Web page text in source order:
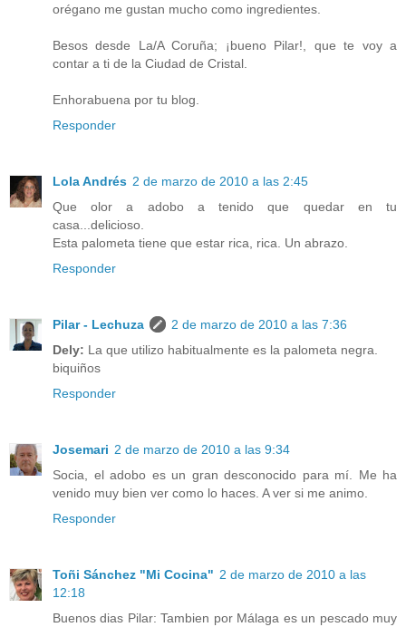
orégano me gustan mucho como ingredientes.
Besos desde La/A Coruña; ¡bueno Pilar!, que te voy a
contar a ti de la Ciudad de Cristal.
Enhorabuena por tu blog.
Responder
Lola Andrés 2 de marzo de 2010 a las 2:45
Que olor a adobo a tenido que quedar en tu
casa...delicioso.
Esta palometa tiene que estar rica, rica. Un abrazo.
Responder
Pilar - Lechuza
2 de marzo de 2010 a las 7:36
Dely: La que utilizo habitualmente es la palometa negra.
biquiños
Responder
Josemari 2 de marzo de 2010 a las 9:34
Socia, el adobo es un gran desconocido para mí. Me ha
venido muy bien ver como lo haces. A ver si me animo.
Responder
Toñi Sánchez "Mi Cocina" 2 de marzo de 2010 a las
12:18
Buenos dias Pilar: Tambien por Málaga es un pescado muy